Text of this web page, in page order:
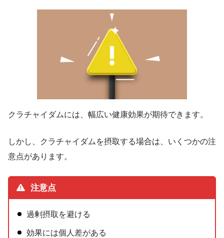
クラチャイダムには、幅広い健康効果が期待できます。
しかし、クラチャイダムを摂取する場合は、いくつかの注
意点があります。
注意点
過剰摂取を避ける
効果には個人差がある